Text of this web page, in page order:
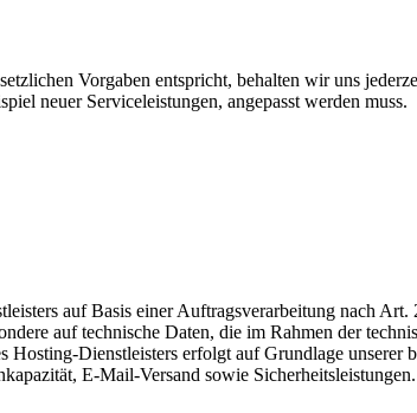
Vorgaben entspricht, behalten wir uns
neuer Serviceleistungen, angepasst werden muss.
auf Basis einer Auftragsverarbeitung nach
auf technische Daten, die im Rahmen der
Dienstleisters erfolgt auf Grundlage
E-Mail-Versand sowie Sicherheitsleistungen.